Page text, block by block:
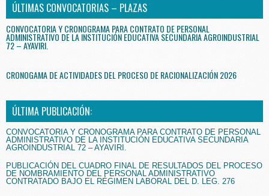
ÚLTIMAS CONVOCATORIAS – PLAZAS
CONVOCATORIA Y CRONOGRAMA PARA CONTRATO DE PERSONAL
ADMINISTRATIVO DE LA INSTITUCIÓN EDUCATIVA SECUNDARIA AGROINDUSTRIAL
72 – AYAVIRI.
CRONOGAMA DE ACTIVIDADES DEL PROCESO DE RACIONALIZACIÓN 2026
ÚLTIMA PUBLICACIÓN:
CONVOCATORIA Y CRONOGRAMA PARA CONTRATO DE PERSONAL
ADMINISTRATIVO DE LA INSTITUCIÓN EDUCATIVA SECUNDARIA
AGROINDUSTRIAL 72 – AYAVIRI.
PUBLICACIÓN DEL CUADRO FINAL DE RESULTADOS DEL PROCESO
DE NOMBRAMIENTO DEL PERSONAL ADMINISTRATIVO
CONTRATADO BAJO EL RÉGIMEN LABORAL DEL D. LEG. 276